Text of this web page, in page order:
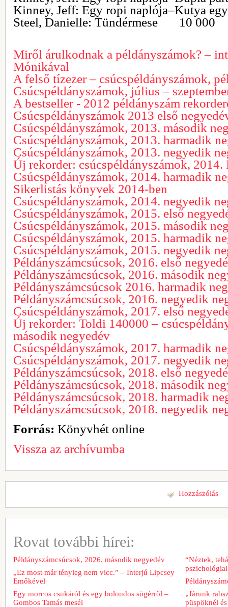
Kinney, Jeff: Egy ropi naplója–Kutya
Steel, Danielle: Tündérmese 10 000
Miről árulkodnak a példányszámok? –
Mónikával
A felső tízezer – csúcspéldányszámok,
Csúcspéldányszámok, július –
A bestseller - 2012 példányszám
Csúcspéldányszámok 2013 első
Csúcspéldányszámok, 2013. második
Csúcspéldányszámok, 2013. harmadik
Csúcspéldányszámok, 2013. negyedik
Új rekorder: csúcspéldányszámok, 2014.
Csúcspéldányszámok, 2014. harmadik
Sikerlistás könyvek 2014-ben
Csúcspéldányszámok, 2014. negyedik
Csúcspéldányszámok, 2015. első
Csúcspéldányszámok, 2015. második
Csúcspéldányszámok, 2015. harmadik
Csúcspéldányszámok, 2015. negyedik
Példányszámcsúcsok, 2016. első
Példányszámcsúcsok, 2016. második
Példányszámcsúcsok 2016. harmadik
Példányszámcsúcsok, 2016. negyedik
Csúcspéldányszámok, 2017. első
Új rekorder: Toldi 140000 –
második negyedév
Csúcspéldányszámok, 2017. harmadik
Csúcspéldányszámok, 2017. negyedik
Példányszámcsúcsok, 2018. első
Példányszámcsúcsok, 2018. második
Példányszámcsúcsok, 2018. harmadik
Példányszámcsúcsok, 2018. negyedik
Forrás: Könyvhét online
Vissza az archívumba
Hozzászólás
Rovat további hírei:
Példányszámcsúcsok, 2026. második negyedév
„Ez most már tényleg nem vicc.” – Interjú Lipcsey
Emőkével
Egy morcos csukáról és egy bolondos sügérről –
Gombos Tamás mesél
“Néztek,
„Járunk
püspöknél